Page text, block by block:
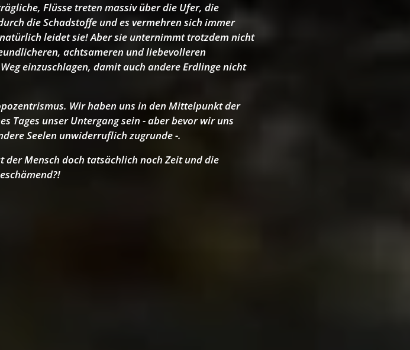
Flüsse treten massiv über die Ufer, die
die Schadstoffe und es vermehren sich immer
leidet sie! Aber sie unternimmt trotzdem nicht
achtsameren und liebevolleren
einzuschlagen, damit auch andere Erdlinge nicht
Wir haben uns in den Mittelpunkt der
Tages unser Untergang sein - aber bevor wir uns
Seelen unwiderruflich zugrunde -.
Mensch doch tatsächlich noch Zeit und die